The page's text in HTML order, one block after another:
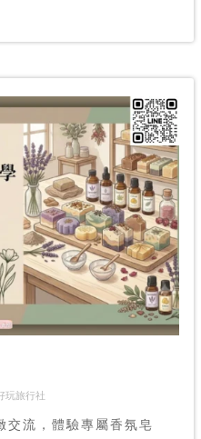
玩旅行社
交流，體驗專屬香氛皂